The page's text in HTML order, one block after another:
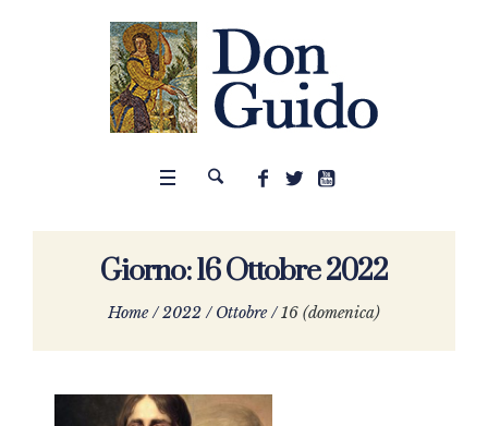
Giorno:16 Ottobre 2022
Home /2022 /Ottobre /16 (domenica)